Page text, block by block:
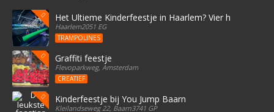
Het Ultieme Kinderfeestje in Haarlem? Vier het bij
Haarlem2051 EG
TRAMPOLINES
Graffiti feestje
Flevoparkweg, Amsterdam
CREATIEF
Kinderfeestje bij You Jump Baarn
Kleilandseweg 22, Baarn3741 GP